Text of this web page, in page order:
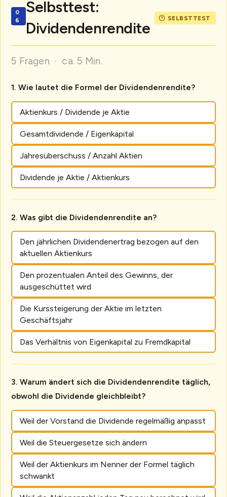
Selbsttest:
Dividendenrendite
5 Fragen · ca. 5 Min.
Wie lautet die Formel der Dividendenrendite?
Aktienkurs / Dividende je Aktie
Gesamtdividende / Eigenkapital
Jahresüberschuss / Anzahl Aktien
Dividende je Aktie / Aktienkurs
Was gibt die Dividendenrendite an?
Den jährlichen Dividendenertrag bezogen auf den
aktuellen Aktienkurs
Den prozentualen Anteil des Gewinns, der
ausgeschüttet wird
Die Kurssteigerung der Aktie im letzten
Geschäftsjahr
Das Verhältnis von Eigenkapital zu Fremdkapital
Warum ändert sich die Dividendenrendite täglich,
obwohl die Dividende gleichbleibt?
Weil der Vorstand die Dividende regelmäßig anpasst
Weil die Steuergesetze sich ändern
Weil der Aktienkurs im Nenner der Formel täglich
schwankt